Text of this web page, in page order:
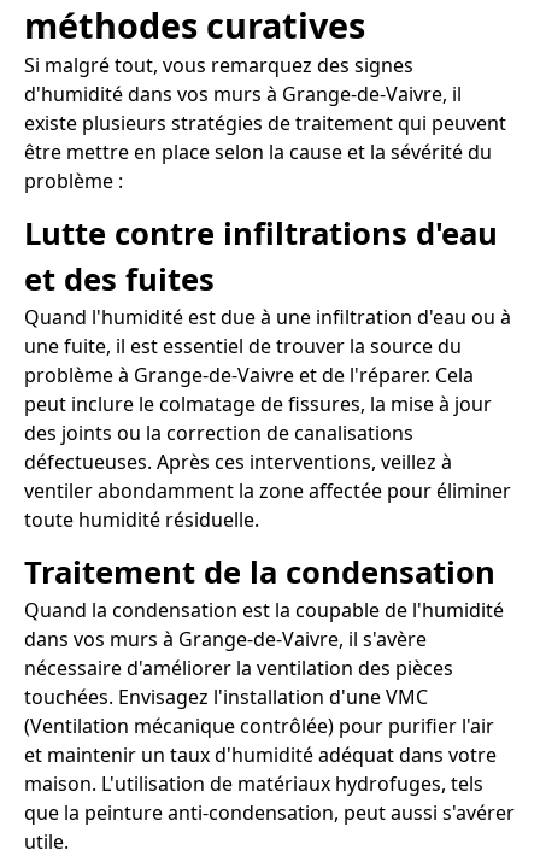
méthodes curatives
Si malgré tout, vous remarquez des signes
d'humidité dans vos murs à Grange-de-Vaivre, il
existe plusieurs stratégies de traitement qui peuvent
être mettre en place selon la cause et la sévérité du
problème :
Lutte contre infiltrations d'eau
et des fuites
Quand l'humidité est due à une infiltration d'eau ou à
une fuite, il est essentiel de trouver la source du
problème à Grange-de-Vaivre et de l'réparer. Cela
peut inclure le colmatage de fissures, la mise à jour
des joints ou la correction de canalisations
défectueuses. Après ces interventions, veillez à
ventiler abondamment la zone affectée pour éliminer
toute humidité résiduelle.
Traitement de la condensation
Quand la condensation est la coupable de l'humidité
dans vos murs à Grange-de-Vaivre, il s'avère
nécessaire d'améliorer la ventilation des pièces
touchées. Envisagez l'installation d'une VMC
(Ventilation mécanique contrôlée) pour purifier l'air
et maintenir un taux d'humidité adéquat dans votre
maison. L'utilisation de matériaux hydrofuges, tels
que la peinture anti-condensation, peut aussi s'avérer
utile.